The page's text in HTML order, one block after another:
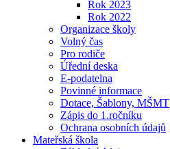
Rok 2023
Rok 2022
Organizace školy
Volný čas
Pro rodiče
Úřední deska
E-podatelna
Povinné informace
Dotace, Šablony, MŠMT
Zápis do 1.ročníku
Ochrana osobních údajů
Mateřská škola